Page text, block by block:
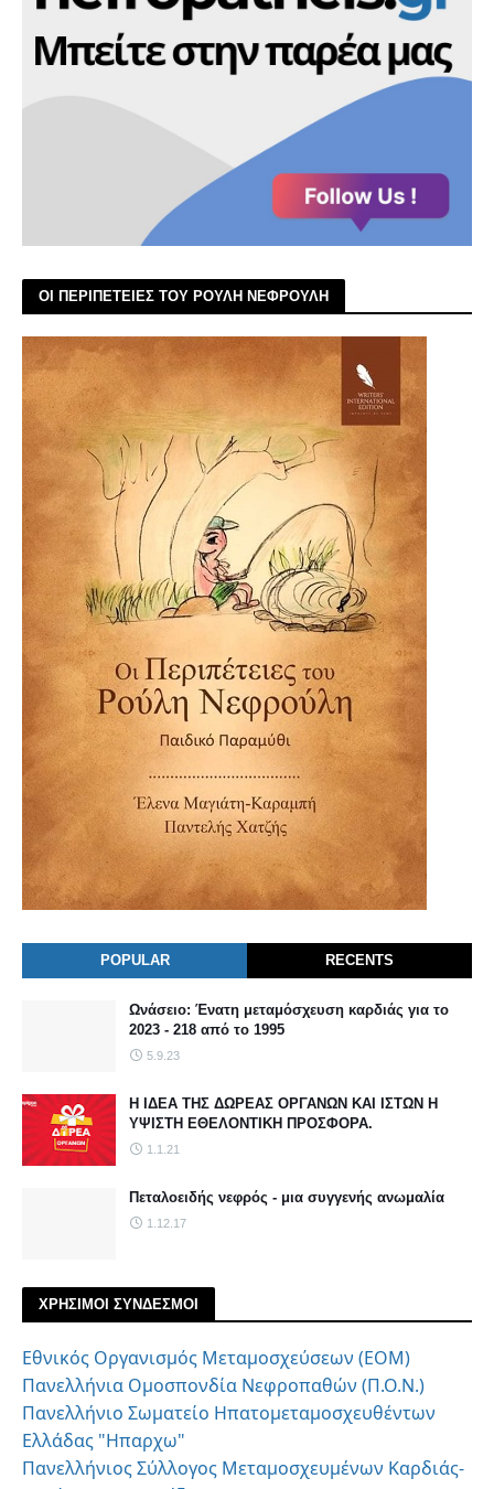
ΟΙ ΠΕΡΙΠΕΤΕΙΕΣ ΤΟΥ ΡΟΥΛΗ ΝΕΦΡΟΥΛΗ
POPULAR RECENTS
Ωνάσειο: Ένατη μεταμόσχευση καρδιάς για το
2023 - 218 από το 1995
5.9.23
Η ΙΔΕΑ ΤΗΣ ΔΩΡΕΑΣ ΟΡΓΑΝΩΝ ΚΑΙ ΙΣΤΩΝ Η
ΥΨΙΣΤΗ ΕΘΕΛΟΝΤΙΚΗ ΠΡΟΣΦΟΡΑ.
1.1.21
Πεταλοειδής νεφρός - μια συγγενής ανωμαλία
1.12.17
ΧΡΗΣΙΜΟΙ ΣΥΝΔΕΣΜΟΙ
Εθνικός Οργανισμός Μεταμοσχεύσεων (ΕΟΜ)
Πανελλήνια Ομοσπονδία Νεφροπαθών (Π.Ο.Ν.)
Πανελλήνιο Σωματείο Ηπατομεταμοσχευθέντων
Ελλάδας "Ηπαρχω"
Πανελλήνιος Σύλλογος Μεταμοσχευμένων Καρδιάς-